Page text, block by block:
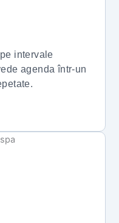
intervale
agenda într-un